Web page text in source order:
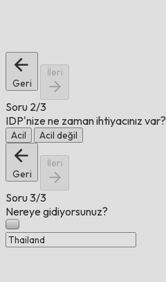
Geri
İleri
Soru 2/3
IDP'nize ne zaman ihtiyacınız var?
Acil Acil değil
Geri
İleri
Soru3/3
Nereye gidiyorsunuz?